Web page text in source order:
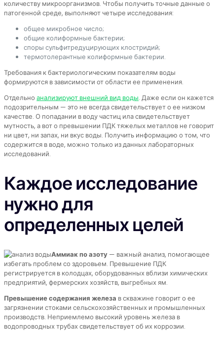
количеству микроорганизмов. Чтобы получить точные данные о
патогенной среде, выполняют четыре исследования:
общее микробное число;
общие колиформные бактерии;
споры сульфитредуцирующих клостридий;
термотолерантные колиформные бактерии.
Требования к бактериологическим показателям воды
формируются в зависимости от области ее применения.
Отдельно анализируют внешний вид воды. Даже если он кажется
подозрительным — это не всегда свидетельствует о ее низком
качестве. О попадании в воду частиц ила свидетельствует
мутность, а вот о превышении ПДК тяжелых металлов не говорит
ни цвет, ни запах, ни вкус воды. Получить информацию о том, что
содержится в воде, можно только из данных лабораторных
исследований.
Каждое исследование
нужно для
определенных целей
Аммиак по азоту — важный анализ, помогающее
избегать проблем со здоровьем. Превышение ПДК
регистрируется в колодцах, оборудованных вблизи химических
предприятий, фермерских хозяйств, выгребных ям.
Превышение содержания железа в скважине говорит о ее
загрязнении стоками сельскохозяйственных и промышленных
производств. Неприемлемо высокий уровень железа в
водопроводных трубах свидетельствует об их коррозии.